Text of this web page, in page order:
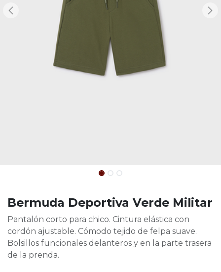
Bermuda Deportiva Verde Militar
Pantalón corto para chico. Cintura elástica con
cordón ajustable. Cómodo tejido de felpa suave.
Bolsillos funcionales delanteros y en la parte trasera
de la prenda.